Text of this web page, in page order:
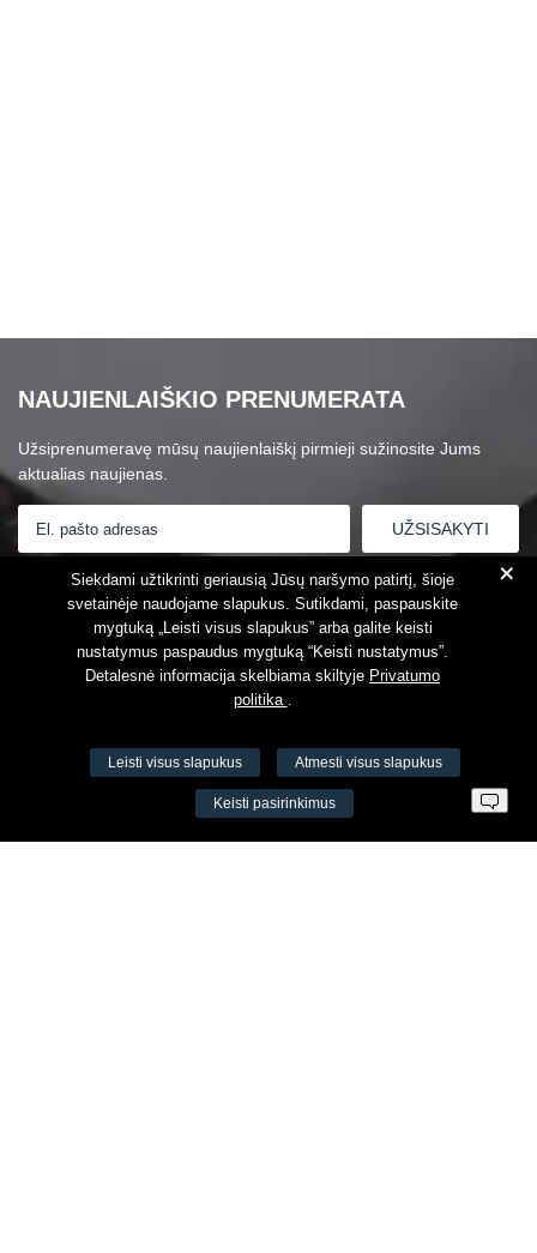
NAUJIENLAIŠKIO PRENUMERATA
Užsiprenumeravę mūsų naujienlaiškį pirmieji sužinosite Jums
aktualias naujienas.
Susipažinau suPrivatumo politika
VŠĮ Fitneso mokymo centras AEROMIX
+
Siekdami užtikrinti geriausią Jūsų naršymo patirtį, šioje
svetainėje naudojame slapukus. Sutikdami, paspauskite
mygtuką „Leisti visus slapukus” arba galite keisti
nustatymus paspaudus mygtuką “Keisti nustatymus”.
Detalesnė informacija skelbiama skiltyje Privatumo
politika .
Leisti visus slapukus Atmesti visus slapukus
Keisti pasirinkimus